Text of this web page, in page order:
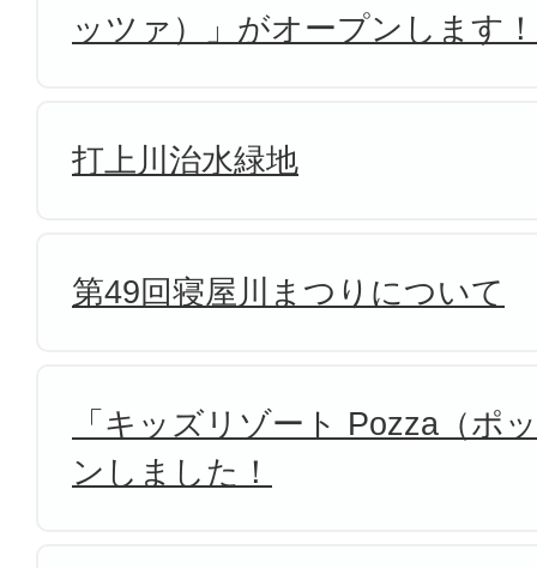
ッツァ）」がオープンします！
打上川治水緑地
第49回寝屋川まつりについて
「キッズリゾート Pozza（ポ
ンしました！